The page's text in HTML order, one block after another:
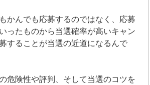
かんでも応募するのではなく、応募
ったものから当選確率が高いキャン
することが当選の近道になるんで
危険性や評判、そして当選のコツを